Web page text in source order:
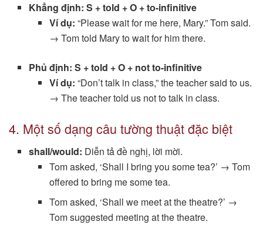
Khẳng định: S + told + O + to-infinitive
Ví dụ: “Please wait for me here, Mary.” Tom said.
→ Tom told Mary to wait for him there.
Phủ định: S + told + O + not to-infinitive
Ví dụ: “Don’t talk in class,” the teacher said to us.
→ The teacher told us not to talk in class.
4. Một số dạng câu tường thuật đặc biệt
shall/would: Diễn tả đề nghị, lời mời.
Tom asked, ‘Shall I bring you some tea?’ → Tom
offered to bring me some tea.
Tom asked, ‘Shall we meet at the theatre?’ →
Tom suggested meeting at the theatre.